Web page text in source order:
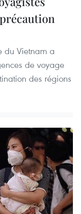
du Vietnam a
de voyage
des régions